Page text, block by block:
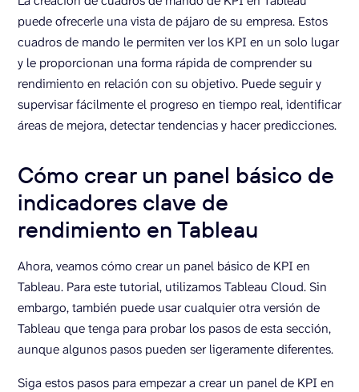
puede ofrecerle una vista de pájaro de su empresa. Estos
cuadros de mando le permiten ver los KPI en un solo lugar
y le proporcionan una forma rápida de comprender su
rendimiento en relación con su objetivo. Puede seguir y
supervisar fácilmente el progreso en tiempo real, identificar
áreas de mejora, detectar tendencias y hacer predicciones.
Cómo crear un panel básico de
indicadores clave de
rendimiento en Tableau
Ahora, veamos cómo crear un panel básico de KPI en
Tableau. Para este tutorial, utilizamos Tableau Cloud. Sin
embargo, también puede usar cualquier otra versión de
Tableau que tenga para probar los pasos de esta sección,
aunque algunos pasos pueden ser ligeramente diferentes.
Siga estos pasos para empezar a crear un panel de KPI en